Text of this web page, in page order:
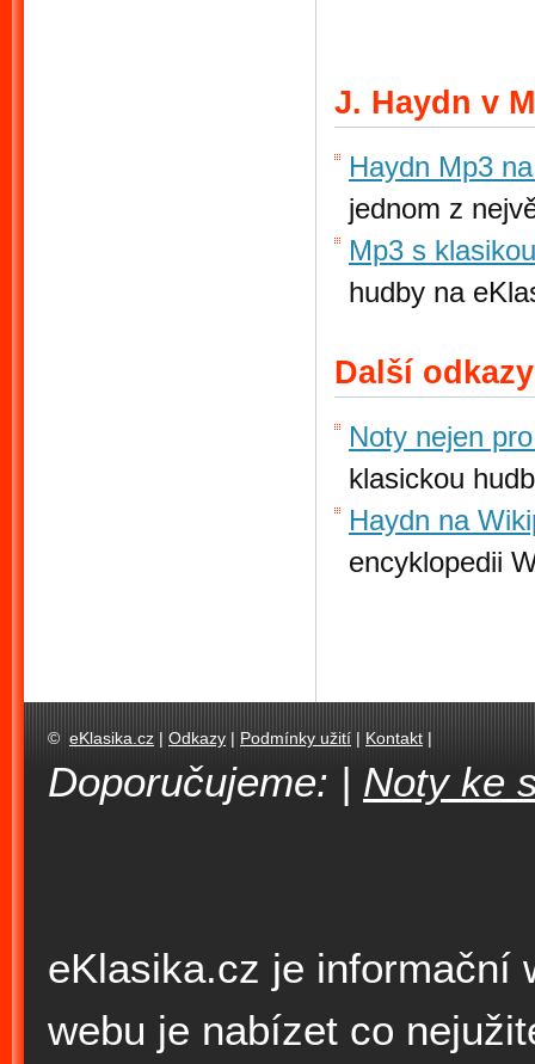
J. Haydn v
Haydn Mp3
jednom z
Mp3 s
hudby na
Další
Noty nejen
klasickou
Haydn na
encyklopedii
© eKlasika.cz | Odkazy | Podmínky užití | Kontakt |
Doporučujeme: | Noty ke
eKlasika.cz je informační
webu je nabízet co